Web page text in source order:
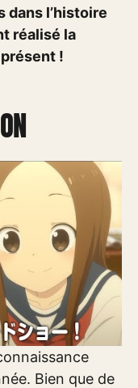
dans l’histoire
réalisé la
!
Bien que de